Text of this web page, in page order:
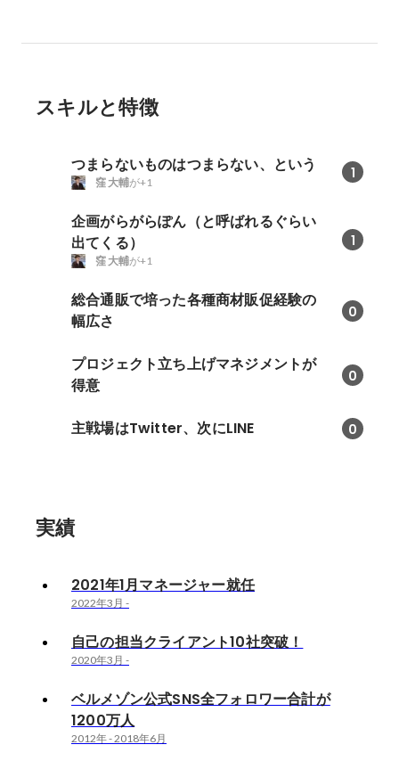
スキルと特徴
つまらないものはつまらない、という 1
窪 大輔が+1
企画がらがらぽん（と呼ばれるぐらい
出てくる）
1
窪 大輔が+1
総合通販で培った各種商材販促経験の
幅広さ
0
プロジェクト立ち上げマネジメントが
得意
0
主戦場はTwitter、次にLINE 0
実績
2021年1月マネージャー就任
2022年3月 -
自己の担当クライアント10社突破！
2020年3月 -
ベルメゾン公式SNS全フォロワー合計が
1200万人
2012年-2018年6月